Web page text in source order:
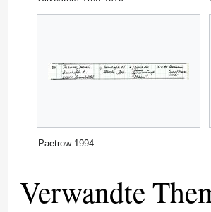
Paetrow 1994
Verwandte